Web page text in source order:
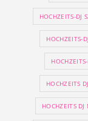
HOCHZEITS-DJ
HOCHZEITS-
HOCHZEITS
HOCHZEITS DJ